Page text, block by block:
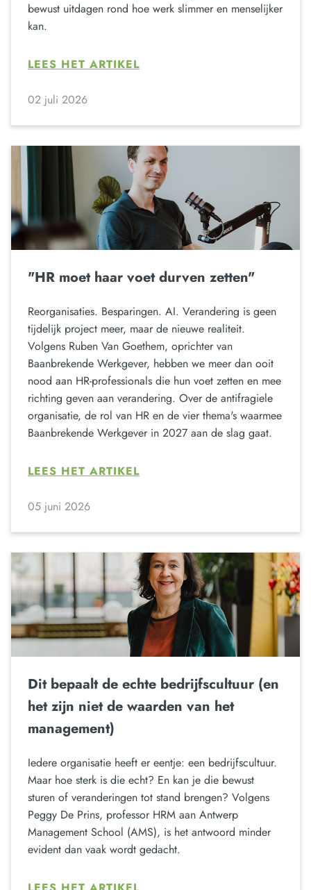
bewust uitdagen rond hoe werk slimmer en menselijker
kan.
LEES HET ARTIKEL
02 juli 2026
"HR moet haar voet durven zetten"
Reorganisaties. Besparingen. AI. Verandering is geen
tijdelijk project meer, maar de nieuwe realiteit.
Volgens Ruben Van Goethem, oprichter van
Baanbrekende Werkgever, hebben we meer dan ooit
nood aan HR-professionals die hun voet zetten en mee
richting geven aan verandering. Over de antifragiele
organisatie, de rol van HR en de vier thema's waarmee
Baanbrekende Werkgever in 2027 aan de slag gaat.
LEES HET ARTIKEL
05 juni 2026
Dit bepaalt de echte bedrijfscultuur (en
het zijn niet de waarden van het
management)
Iedere organisatie heeft er eentje: een bedrijfscultuur.
Maar hoe sterk is die echt? En kan je die bewust
sturen of veranderingen tot stand brengen? Volgens
Peggy De Prins, professor HRM aan Antwerp
Management School (AMS), is het antwoord minder
evident dan vaak wordt gedacht.